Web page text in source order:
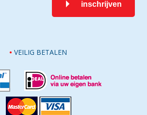
inschrijven
VEILIG BETALEN